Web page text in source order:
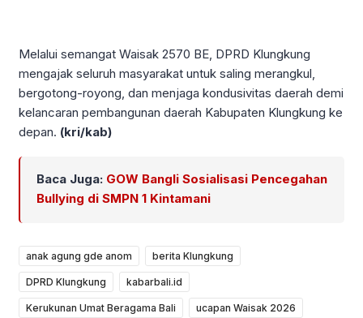
Melalui semangat Waisak 2570 BE, DPRD Klungkung
mengajak seluruh masyarakat untuk saling merangkul,
bergotong-royong, dan menjaga kondusivitas daerah demi
kelancaran pembangunan daerah Kabupaten Klungkung ke
depan. (kri/kab)
Baca Juga: GOW Bangli Sosialisasi Pencegahan
Bullying di SMPN 1 Kintamani
anak agung gde anom berita Klungkung
DPRD Klungkung kabarbali.id
Kerukunan Umat Beragama Bali ucapan Waisak 2026